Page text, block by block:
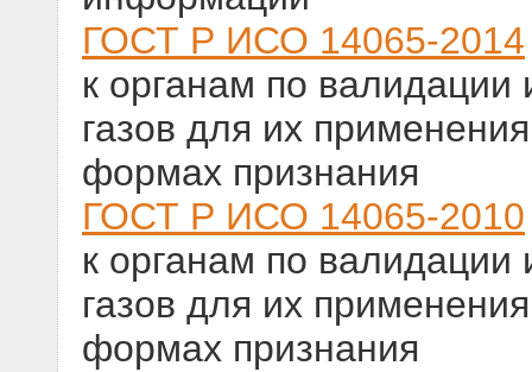
ГОСТ Р ИСО 14065-2014
к органам по
газов для их
формах признания
ГОСТ Р ИСО 14065-2010
к органам по
газов для их
формах признания